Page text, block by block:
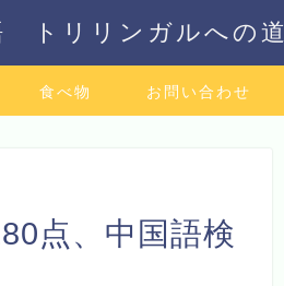
トリリンガルへの道
食べ物 お問い合わせ
点、中国語検